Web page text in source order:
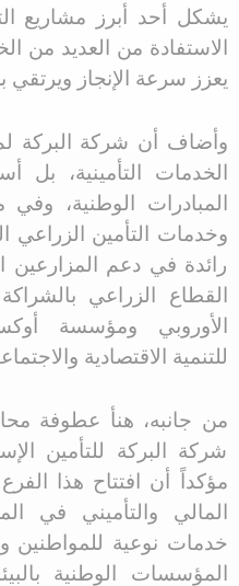
يشكل أحد أبرز مشاريع
الاستفادة من العديد من
يعزز سرعة الإنجاز
وأضاف أن شركة البركة
الخدمات التأمينية،
المبادرات الوطنية،
وخدمات التأمين الزراعي
رائدة في دعم المزارعين
القطاع الزراعي
الأوروبي ومؤسسة
للتنمية الاقتصادية
من جانبه، هنأ عطوفة
شركة البركة للتأمين
مؤكداً أن افتتاح هذا
المالي والتأميني في
خدمات نوعية للمواطنين
المؤسسات الوطنية